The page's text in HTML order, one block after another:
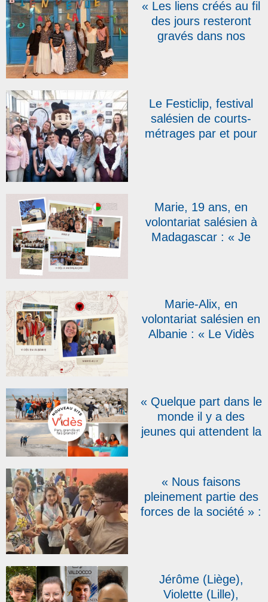
« Les liens créés au fil
des jours resteront
gravés dans nos
Le Festiclip, festival
salésien de courts-
métrages par et pour
Marie, 19 ans, en
volontariat salésien à
Madagascar : « Je
Marie-Alix, en
volontariat salésien en
Albanie : « Le Vidès
« Quelque part dans le
monde il y a des
jeunes qui attendent la
belge » : un nouveau
site web pour le Vidès
France-Belgique sud
« Nous faisons
pleinement partie des
forces de la société » :
Jérôme (Liège),
Violette (Lille),